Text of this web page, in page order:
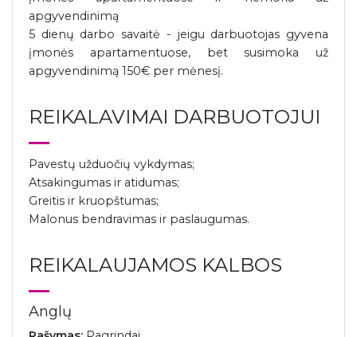
apgyvendinimą
5 dienų darbo savaitė - jeigu darbuotojas gyvena
įmonės apartamentuose, bet susimoka už
apgyvendinimą 150€ per mėnesį.
REIKALAVIMAI DARBUOTOJUI
Pavestų užduočių vykdymas;
Atsakingumas ir atidumas;
Greitis ir kruopštumas;
Malonus bendravimas ir paslaugumas.
REIKALAUJAMOS KALBOS
Anglų